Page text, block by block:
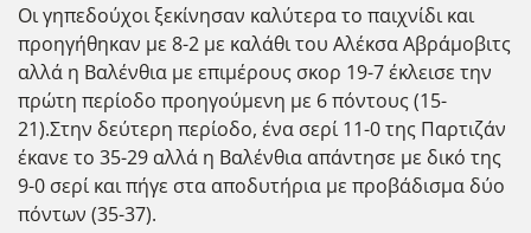
Οι γηπεδούχοι ξεκίνησαν καλύτερα το παιχνίδι και
προηγήθηκαν με 8-2 με καλάθι του Αλέκσα Αβράμοβιτς
αλλά η Βαλένθια με επιμέρους σκορ 19-7 έκλεισε την
πρώτη περίοδο προηγούμενη με 6 πόντους (15-
21).Στην δεύτερη περίοδο, ένα σερί 11-0 της Παρτιζάν
έκανε το 35-29 αλλά η Βαλένθια απάντησε με δικό της
9-0 σερί και πήγε στα αποδυτήρια με προβάδισμα δύο
πόντων (35-37).